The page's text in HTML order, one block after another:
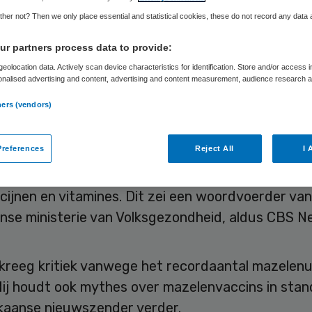
Skipr Redactie 2 mei 2025,09:49 1039 keer gelezen
minister van Volksgezondheid Robert F.
for Disease Control and Prevention (CDC)
en vitamines. Dit zei een woordvoerder
ministerie van Volksgezondheid, aldus CBS
kritiek vanwege het recordaantal
houdt ook mythes over mazelenvaccins in
nieuwszender verder.
not? Then we only place essential and statistical cookies, these do not record any data
partners process data to provide:
data. Actively scan device characteristics for identification. Store and/or access
advertising and content, advertising and content measurement, audience research
(vendors)
Reject All I